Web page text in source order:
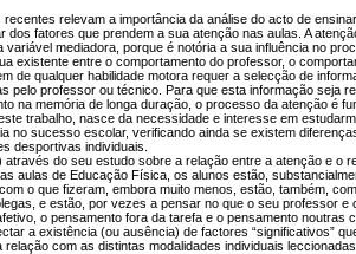
recentes relevam a importância da análise do acto de
dos fatores que prendem a sua atenção nas aulas. A
variável mediadora, porque é notória a sua influência no
existente entre o comportamento do professor, o
de qualquer habilidade motora requer a selecção de
pelo professor ou técnico. Para que esta informação seja
na memória de longa duração, o processo da atenção é
trabalho, nasce da necessidade e interesse em
no sucesso escolar, verificando ainda se existem
desportivas individuais.
através do seu estudo sobre a relação entre a atenção e o
aulas de Educação Física, os alunos estão,
o que fizeram, embora muito menos, estão, também,
e estão, por vezes a pensar no que o seu professor
o pensamento fora da tarefa e o pensamento noutras
a existência (ou ausência) de factores “significativos”
relação com as distintas modalidades individuais